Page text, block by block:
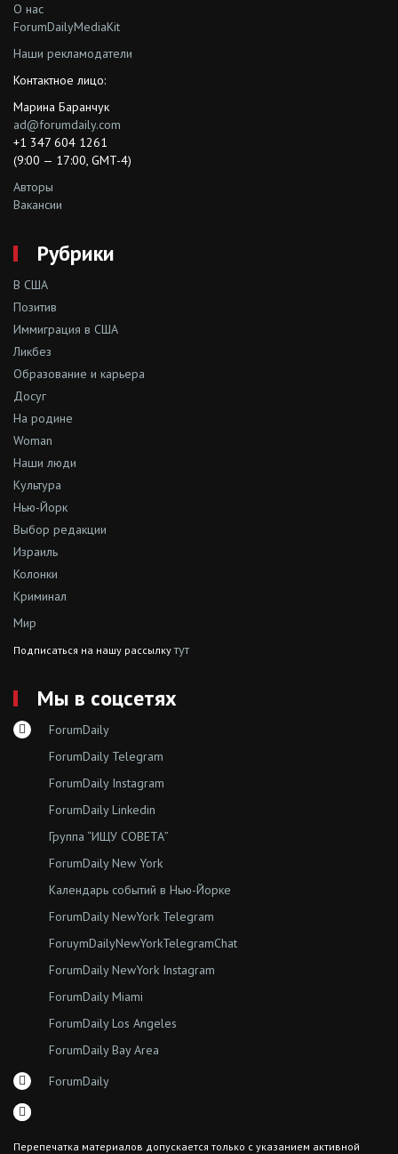
О нас
ForumDailyMediaKit
Наши рекламодатели
Контактное лицо:
Марина Баранчук
ad@forumdaily.com
+1 347 604 1261
(9:00 — 17:00, GMT-4)
Авторы
Вакансии
Рубрики
В США
Позитив
Иммиграция в США
Ликбез
Образование и карьера
Досуг
На родине
Woman
Наши люди
Культура
Нью-Йорк
Выбор редакции
Израиль
Колонки
Криминал
Мир
Подписаться на нашу рассылкутут
Мы в соцсетях
ForumDaily
ForumDaily Telegram
ForumDaily Instagram
ForumDaily Linkedin
Группа “ИЩУ СОВЕТА”
ForumDaily New York
Календарь событий в Нью-Йорке
ForumDaily NewYork Telegram
ForuymDailyNewYorkTelegramChat
ForumDaily NewYork Instagram
ForumDaily Miami
ForumDaily Los Angeles
ForumDaily Bay Area
ForumDaily
Перепечатка материалов допускается только с указанием активной